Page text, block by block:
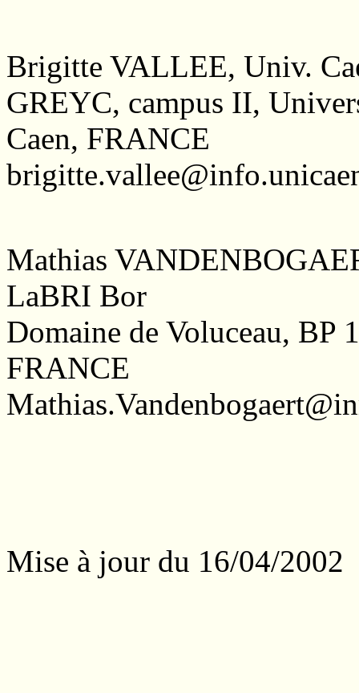
Brigitte VALLEE, Univ.
GREYC, campus II,
Caen, FRANCE
Mathias
LaBRI Bor
Domaine de Voluceau, BP
FRANCE
Mise à jour du 16/04/2002